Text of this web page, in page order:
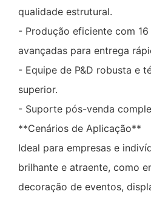
qualidade estrutural.
- Produção eficiente com
avançadas para entrega
- Equipe de P&D robusta e
superior.
- Suporte pós-venda
**Cenários de Aplicação**
Ideal para empresas e
brilhante e atraente, como
decoração de eventos,